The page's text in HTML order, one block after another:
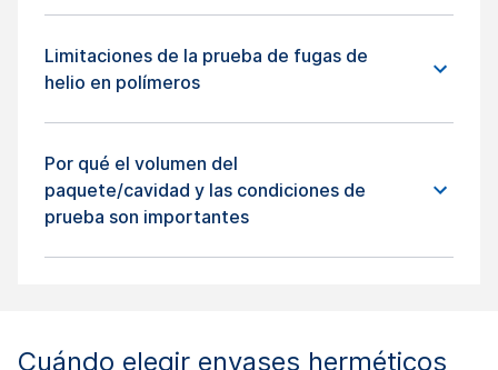
Limitaciones de la prueba de fugas de
helio en polímeros
Por qué el volumen del
paquete/cavidad y las condiciones de
prueba son importantes
Cuándo elegir envases herméticos